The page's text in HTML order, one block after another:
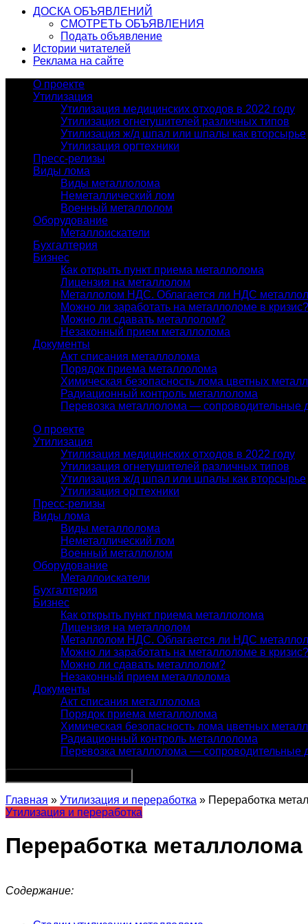
ДОСКА ОБЪЯВЛЕНИЙ
СМОТРЕТЬ ОБЪЯВЛЕНИЯ
Подать объявление
Истории читателей
Реклама на сайте
О проекте
Утилизация
Утилизация медицинских отходов в 2022 году
Утилизация огнетушителей различных типов
Утилизация ж/д шпал или шпалы как вторсырье
Утилизация оргтехники
Пресс-релизы
Виды лома
Виды металлолома
Неметаллический лом
Военный металлолом
Оборудование
Металлоискатели
Бухгалтерия
Бизнес
Как открыть пункт приема металлолома
Лицензия на металлолом
Металлолом НДС. Облагается ли НДС
Можно ли заработать на металлоломе в кризис?
Можно ли сдавать металлолом?
Незаконный прием металлолома
Документы
Акт списания металлолома
Порядок приема металлолома
Химическая безопасность лома цветных
Радиационный контроль металлолома
Перевозка металлолома — сопроводительные
О проекте
Утилизация
Утилизация медицинских отходов в 2022 году
Утилизация огнетушителей различных типов
Утилизация ж/д шпал или шпалы как вторсырье
Утилизация оргтехники
Пресс-релизы
Виды лома
Виды металлолома
Неметаллический лом
Военный металлолом
Оборудование
Металлоискатели
Бухгалтерия
Бизнес
Как открыть пункт приема металлолома
Лицензия на металлолом
Металлолом НДС. Облагается ли НДС
Можно ли заработать на металлоломе в кризис?
Можно ли сдавать металлолом?
Незаконный прием металлолома
Документы
Акт списания металлолома
Порядок приема металлолома
Химическая безопасность лома цветных
Радиационный контроль металлолома
Перевозка металлолома — сопроводительные
Главная » Утилизация и переработка » Переработка
Утилизация и переработка
Переработка
Содержание: